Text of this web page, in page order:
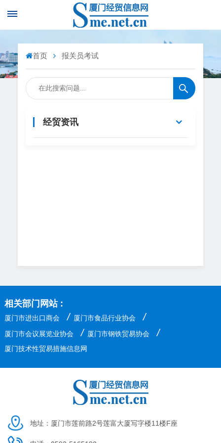
首页 报关员考试
经贸资讯
相关部门网站 :
厦门市进出口商会 / 厦门市食品行业协会 /
厦门市会议展览业协会 / 厦门市钢铁贸易协会 /
厦门技术性贸易措施信息网
地址：厦门市莲前路2号莲富大厦写字楼11楼F座